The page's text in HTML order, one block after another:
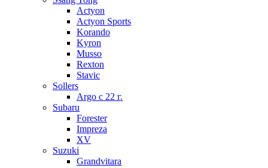
Actyon
Actyon Sports
Korando
Kyron
Musso
Rexton
Stavic
Sollers
Argo с 22 г.
Subaru
Forester
Impreza
XV
Suzuki
Grandvitara